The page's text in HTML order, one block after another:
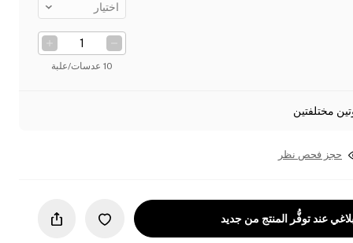
اختيار
10 عدسات/علبة
مختلفتين
حجز فحص نظر
عند توفُّر المنتج من جديد